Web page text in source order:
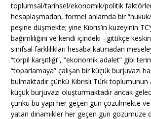
toplumsal/tarihsel/ekonomik/politik
hesaplaşmadan, formel anlamda bir “hukuk/
peşine düşmekte; yine Kıbrıs’ın kuzeyinin
bağımlılığını ve kendi içindeki –gittikçe
sınıfsal farklılıkları hesaba katmadan
“torpil karşıtlığı”, “ekonomik adalet” gibi
“toparlamaya” çalışan bir küçük burjuvazi
bulmaktadır çünkü Kıbrıslı Türk
küçük burjuvazi oluşturmaktadır ancak
çünkü bu yapı her geçen gün çözülmekte ve
yatan dinamikler her geçen gün gözümüze